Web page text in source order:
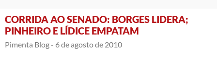
CORRIDA AO SENADO: BORGES LIDERA;
PINHEIRO E LÍDICE EMPATAM
Pimenta Blog - 6 de agosto de 2010